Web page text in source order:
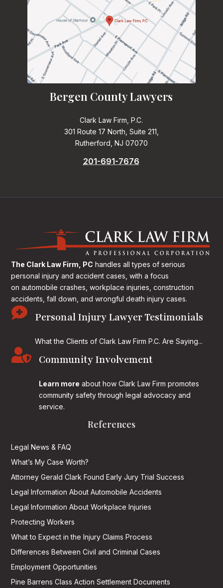
Bergen County Lawyers
Clark Law Firm, P.C.
301 Route 17 North, Suite 211,
Rutherford, NJ 07070
201-691-7676
The Clark Law Firm, PC handles all types of serious
personal injury and accident cases, with a focus
on automobile crashes, workplace injuries, construction
accidents, fall down, and wrongful death injury cases.
 Personal Injury Lawyer Testimonials
What the Clients of Clark Law Firm P.C. Are Saying...
 Community Involvement
Learn more about how Clark Law Firm promotes
community safety through legal advocacy and
service.
References
Legal News & FAQ
What’s My Case Worth?
Attorney Gerald Clark Found Early Jury Trial Success
Legal Information About Automobile Accidents
Legal Information About Workplace Injuries
Protecting Workers
What to Expect in the Injury Claims Process
Differences Between Civil and Criminal Cases
Employment Opportunities
Pine Barrens Class Action Settlement Documents